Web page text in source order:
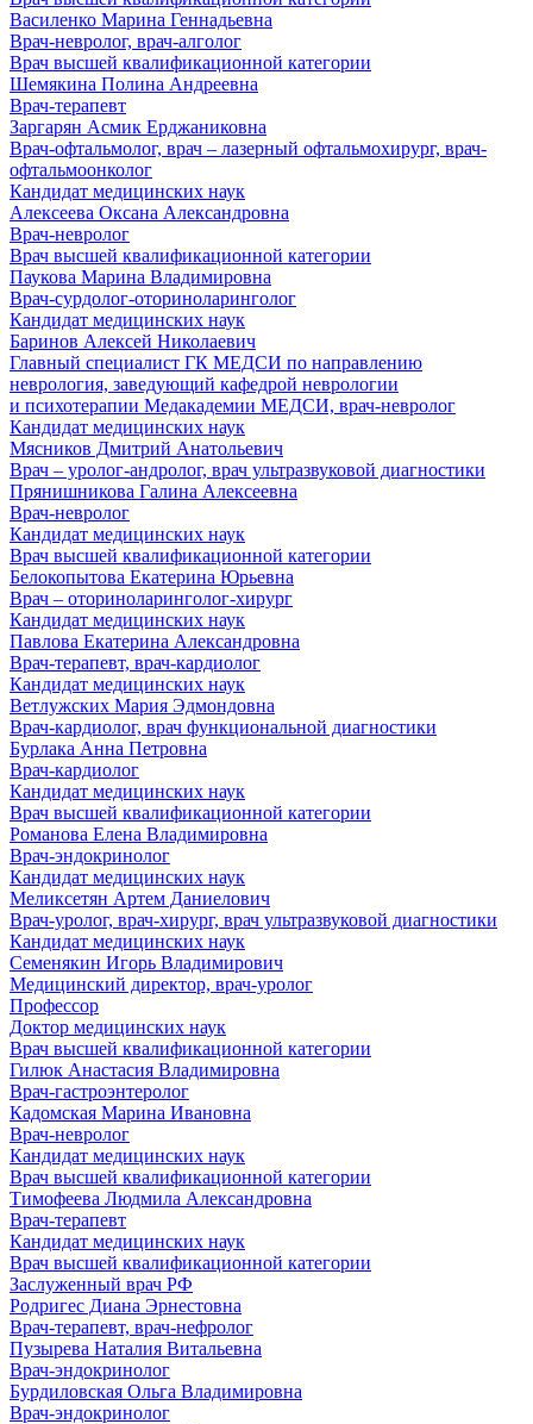
Василенко Марина Геннадьевна
Врач-невролог, врач-алголог
Врач высшей квалификационной категории
Шемякина Полина Андреевна
Врач-терапевт
Заргарян Асмик Ерджаниковна
Врач-офтальмолог, врач – лазерный офтальмохирург, врач-
офтальмоонколог
Кандидат медицинских наук
Алексеева Оксана Александровна
Врач-невролог
Врач высшей квалификационной категории
Паукова Марина Владимировна
Врач-сурдолог-оториноларинголог
Кандидат медицинских наук
Баринов Алексей Николаевич
Главный специалист ГК МЕДСИ по направлению
неврология, заведующий кафедрой неврологии
и психотерапии Медакадемии МЕДСИ, врач-невролог
Кандидат медицинских наук
Мясников Дмитрий Анатольевич
Врач – уролог-андролог, врач ультразвуковой диагностики
Прянишникова Галина Алексеевна
Врач-невролог
Кандидат медицинских наук
Врач высшей квалификационной категории
Белокопытова Екатерина Юрьевна
Врач – оториноларинголог-хирург
Кандидат медицинских наук
Павлова Екатерина Александровна
Врач-терапевт, врач-кардиолог
Кандидат медицинских наук
Ветлужских Мария Эдмондовна
Врач-кардиолог, врач функциональной диагностики
Бурлака Анна Петровна
Врач-кардиолог
Кандидат медицинских наук
Врач высшей квалификационной категории
Романова Елена Владимировна
Врач-эндокринолог
Кандидат медицинских наук
Меликсетян Артем Даниелович
Врач-уролог, врач-хирург, врач ультразвуковой диагностики
Кандидат медицинских наук
Семенякин Игорь Владимирович
Медицинский директор, врач-уролог
Профессор
Доктор медицинских наук
Врач высшей квалификационной категории
Гилюк Анастасия Владимировна
Врач-гастроэнтеролог
Кадомская Марина Ивановна
Врач-невролог
Кандидат медицинских наук
Врач высшей квалификационной категории
Тимофеева Людмила Александровна
Врач-терапевт
Кандидат медицинских наук
Врач высшей квалификационной категории
Заслуженный врач РФ
Родригес Диана Эрнестовна
Врач-терапевт, врач-нефролог
Пузырева Наталия Витальевна
Врач-эндокринолог
Бурдиловская Ольга Владимировна
Врач-эндокринолог